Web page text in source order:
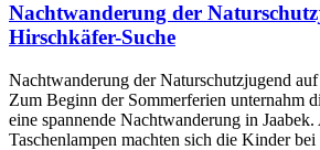
Nachtwanderung der
Hirschkäfer-Suche
Nachtwanderung der Naturschutzjugend
Zum Beginn der Sommerferien unternahm
eine spannende Nachtwanderung in
Taschenlampen machten sich die Kinder bei